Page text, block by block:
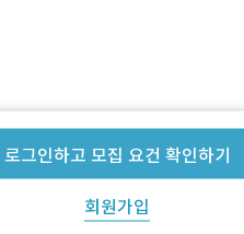
로그인하고 모집 요건 확인하기
회원가입